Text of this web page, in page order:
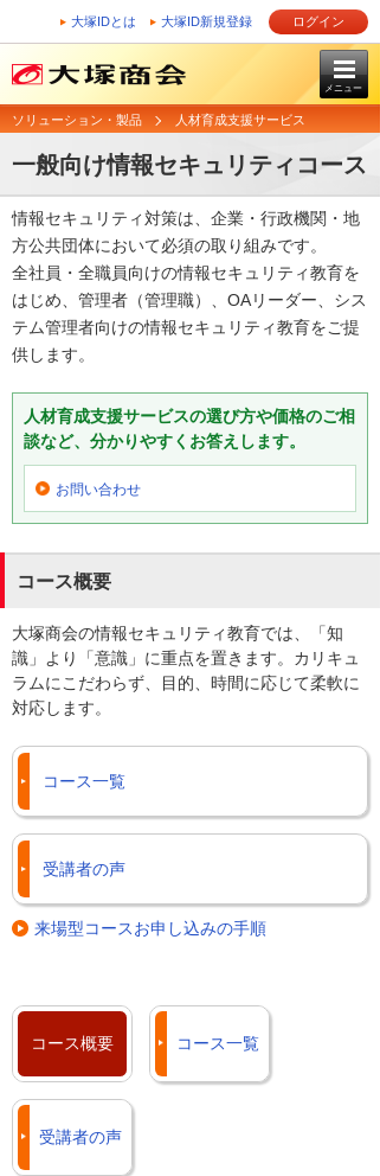
大塚IDとは 大塚ID新規登録 ログイン
メニュー
ソリューション・製品 人材育成支援サービス
一般向け情報セキュリティコース
情報セキュリティ対策は、企業・行政機関・地
方公共団体において必須の取り組みです。
全社員・全職員向けの情報セキュリティ教育を
はじめ、管理者（管理職）、OAリーダー、シス
テム管理者向けの情報セキュリティ教育をご提
供します。
人材育成支援サービスの選び方や価格のご相
談など、分かりやすくお答えします。
お問い合わせ
コース概要
大塚商会の情報セキュリティ教育では、「知
識」より「意識」に重点を置きます。カリキュ
ラムにこだわらず、目的、時間に応じて柔軟に
対応します。
コース一覧
受講者の声
来場型コースお申し込みの手順
コース概要 コース一覧
受講者の声